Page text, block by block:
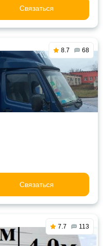
Связаться
8.7 68
Связаться
7.7 113